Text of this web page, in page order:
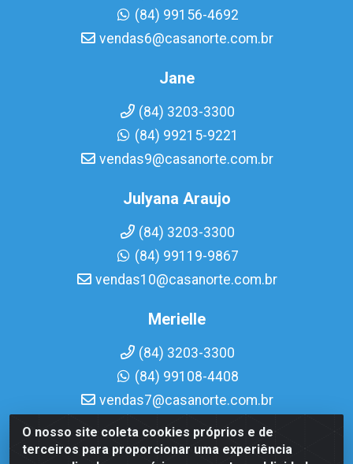
O nosso site coleta cookies próprios e de
terceiros para proporcionar uma experiência
(84) 99156-4692
vendas6@casanorte.com.br
Jane
(84) 3203-3300
(84) 99215-9221
vendas9@casanorte.com.br
Julyana Araujo
(84) 3203-3300
(84) 99119-9867
vendas10@casanorte.com.br
Merielle
(84) 3203-3300
(84) 99108-4408
vendas7@casanorte.com.br
Casa Norte LTDA - Av. Interventor Mário Câmara, 1815 -
Dix-Sept Rosado, Natal/RN - CEP 59054-600 - CNPJ